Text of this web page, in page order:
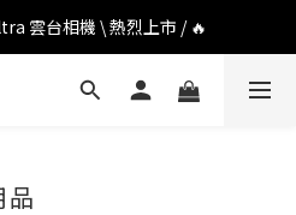
4P 口袋相機 \ 熱烈上市 / 🔥
雲台相機 \ 熱烈上市 / 🔥
Kitty 聯名限定套裝 \ 時尚上市 / 🔥